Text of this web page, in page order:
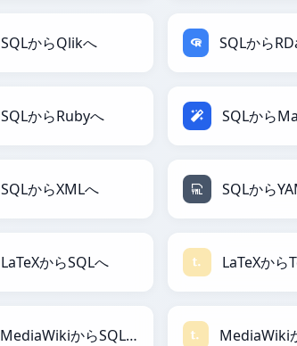
SQLからQlikへ
SQLからRubyへ SQLから
SQLからXMLへ SQLから
LaTeXからSQLへ LaTeXから
MediaWikiからSQLへ